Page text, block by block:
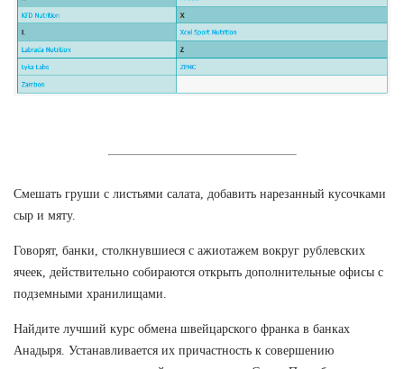
Смешать груши с листьями салата, добавить нарезанный кусочками
сыр и мяту.
Говорят, банки, столкнувшиеся с ажиотажем вокруг рублевских
ячеек, действительно собираются открыть дополнительные офисы с
подземными хранилищами.
Найдите лучший курс обмена швейцарского франка в банках
Анадыря. Устанавливается их причастность к совершению